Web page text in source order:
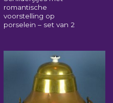
romantische
voorstelling op
porselein – set van 2